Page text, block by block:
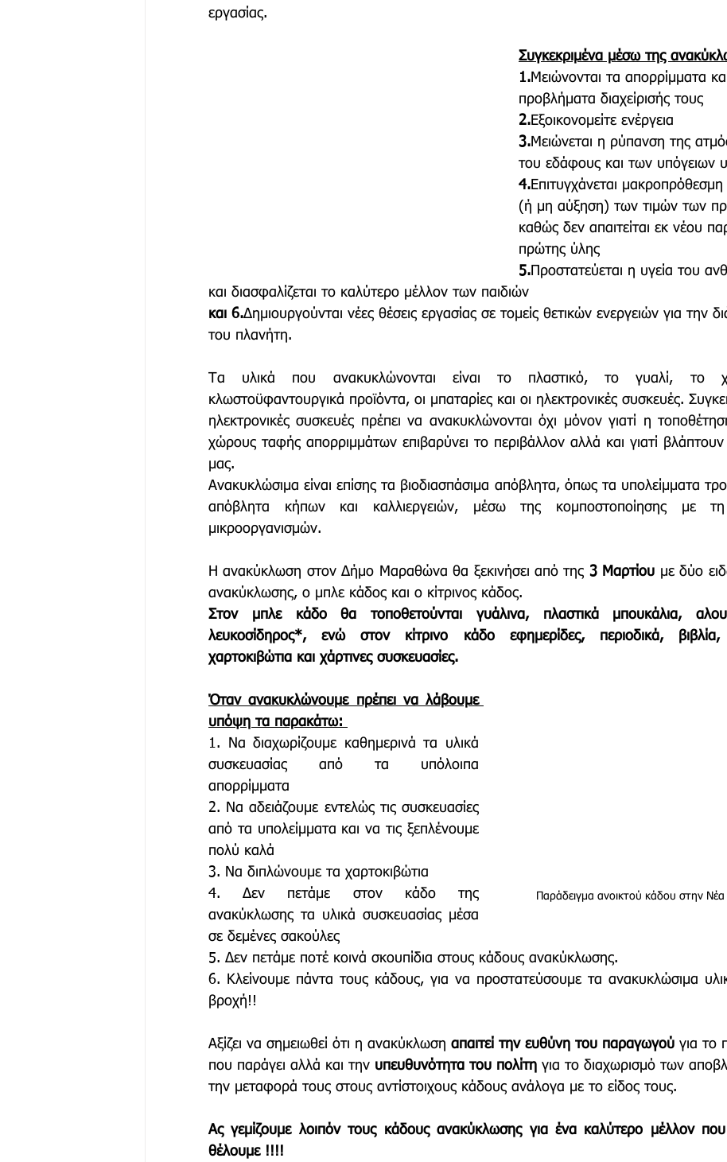
εργασίας.
Συγκεκριμένα μέσω της
1.Μειώνονται τα απορρίμματα
προβλήματα διαχείρισής τους
2.Εξοικονομείτε ενέργεια
3.Μειώνεται η ρύπανση της
του εδάφους και των υπόγειων
4.Επιτυγχάνεται
(ή μη αύξηση) των τιμών των
καθώς δεν απαιτείται εκ νέου
πρώτης ύλης
5.Προστατεύεται η υγεία του
και διασφαλίζεται το καλύτερο μέλλον των παιδιών
και 6.Δημιουργούνται νέες θέσεις εργασίας σε τομείς θετικών ενεργειών για την
του πλανήτη.
Τα υλικά που ανακυκλώνονται είναι το πλαστικό, το γυαλί, το
κλωστοϋφαντουργικά προϊόντα, οι μπαταρίες και οι ηλεκτρονικές συσκευές.
ηλεκτρονικές συσκευές πρέπει να ανακυκλώνονται όχι μόνον γιατί η
χώρους ταφής απορριμμάτων επιβαρύνει το περιβάλλον αλλά και γιατί βλάπτουν
μας.
Ανακυκλώσιμα είναι επίσης τα βιοδιασπάσιμα απόβλητα, όπως τα υπολείμματα
απόβλητα κήπων και καλλιεργειών, μέσω της κομποστοποίησης με τη
μικροοργανισμών.
Η ανακύκλωση στον Δήμο Μαραθώνα θα ξεκινήσει από της 3 Μαρτίου με δύο
ανακύκλωσης, ο μπλε κάδος και ο κίτρινος κάδος.
Στον μπλε κάδο θα τοποθετούνται γυάλινα, πλαστικά μπουκάλια,
λευκοσίδηρος*, ενώ στον κίτρινο κάδο εφημερίδες, περιοδικά, βιβλία,
χαρτοκιβώτια και χάρτινες συσκευασίες.
Παράδειγμα ανοικτού κάδου στην
Όταν ανακυκλώνουμε πρέπει να λάβουμε
υπόψη τα παρακάτω:
1. Να διαχωρίζουμε καθημερινά τα υλικά
συσκευασίας από τα υπόλοιπα
απορρίμματα
2. Να αδειάζουμε εντελώς τις συσκευασίες
από τα υπολείμματα και να τις ξεπλένουμε
πολύ καλά
3. Να διπλώνουμε τα χαρτοκιβώτια
4. Δεν πετάμε στον κάδο της
ανακύκλωσης τα υλικά συσκευασίας μέσα
σε δεμένες σακούλες
5. Δεν πετάμε ποτέ κοινά σκουπίδια στους κάδους ανακύκλωσης.
6. Κλείνουμε πάντα τους κάδους, για να προστατεύσουμε τα ανακυκλώσιμα
βροχή!!
Αξίζει να σημειωθεί ότι η ανακύκλωση απαιτεί την ευθύνη του παραγωγού για το
που παράγει αλλά και την υπευθυνότητα του πολίτη για το διαχωρισμό των
την μεταφορά τους στους αντίστοιχους κάδους ανάλογα με το είδος τους.
Ας γεμίζουμε λοιπόν τους κάδους ανακύκλωσης για ένα καλύτερο μέλλον
θέλουμε !!!!